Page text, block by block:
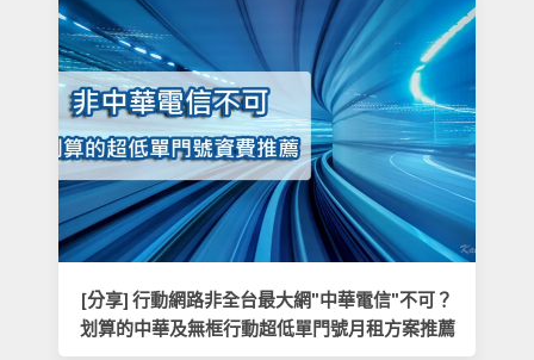
[分享] 行動網路非全台最大網"中華電信"不可？
划算的中華及無框行動超低單門號月租方案推薦